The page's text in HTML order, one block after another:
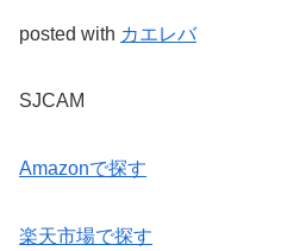
posted with カエレバ
SJCAM
Amazonで探す
楽天市場で探す